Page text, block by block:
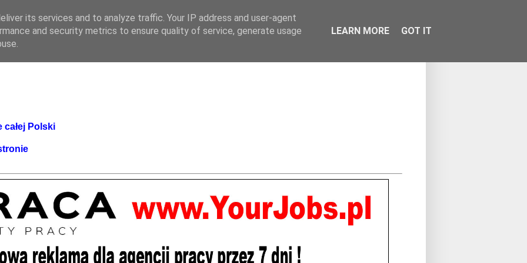
Polski
its services and to analyze traffic. Your IP address and user-agent
and security metrics to ensure quality of service, generate usage
LEARN MORE GOT IT